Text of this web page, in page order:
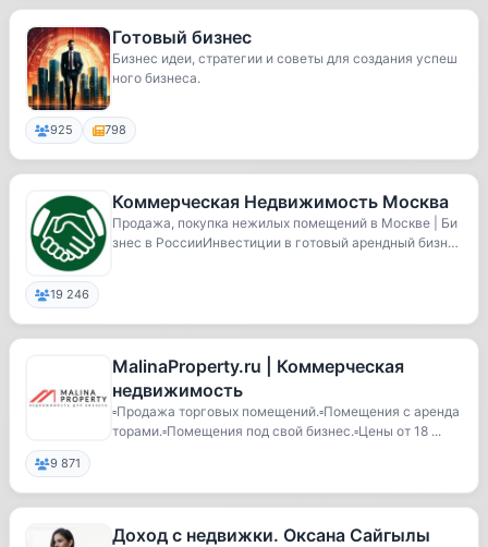
Готовый бизнес
Бизнес идеи, стратегии и советы для создания успеш
ного бизнеса.
925 798
Коммерческая Недвижимость Москва
Продажа, покупка нежилых помещений в Москве | Би
знес в РоссииИнвестиции в готовый арендный бизне
19 246
MalinaProperty.ru | Коммерческая
недвижимость
▫️Продажа торговых помещений.▫️Помещения с аренда
торами.▫️Помещения под свой бизнес.▫️Цены от 18 ...
9 871
Доход с недвижки. Оксана Сайгылы